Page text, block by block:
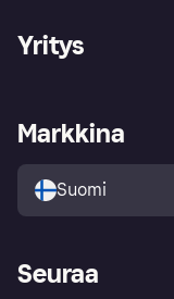
Ohje
Kirjaudu sisään
Tutustu kauppoihin
Ostajan turva
Yritys
Kirjaudu sisään
Markkina
Suomi
Seuraa